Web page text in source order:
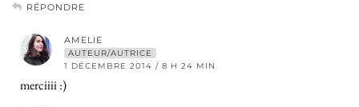
RÉPONDRE
AMELIE
AUTEUR/AUTRICE
1 DÉCEMBRE 2014 / 8 H 24 MIN
merciiii :)